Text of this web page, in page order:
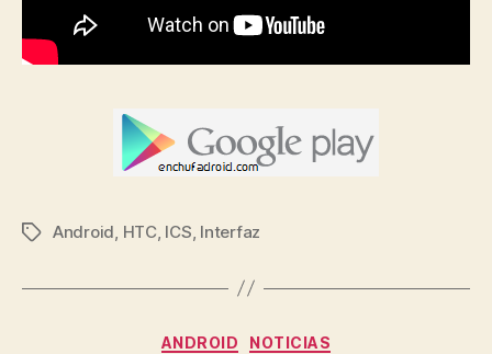
Etiquetas
Android HTC, ICS Interfaz
Categorías
ANDROID NOTICIAS